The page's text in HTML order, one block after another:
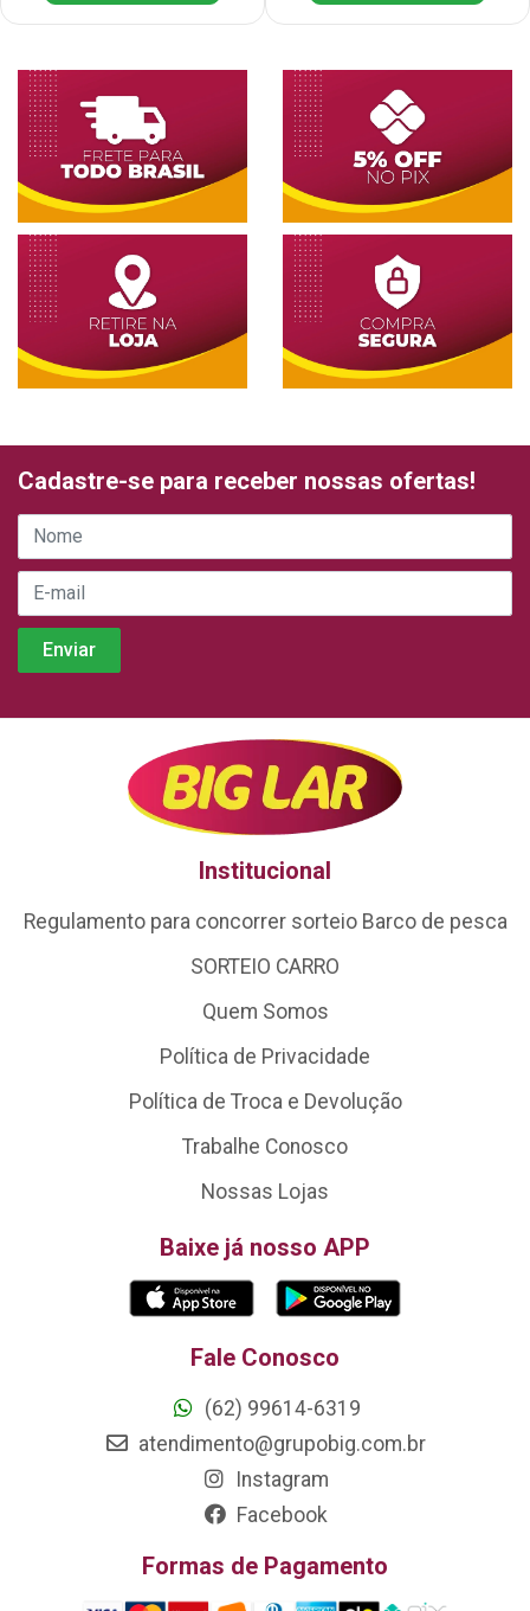
Cadastre-se para receber nossas ofertas!
Institucional
Regulamento para concorrer sorteio Barco de pesca
SORTEIO CARRO
Quem Somos
Política de Privacidade
Política de Troca e Devolução
Trabalhe Conosco
Nossas Lojas
Baixe já nosso APP
Fale Conosco
(62) 99614-6319
atendimento@grupobig.com.br
Instagram
Facebook
Formas de Pagamento